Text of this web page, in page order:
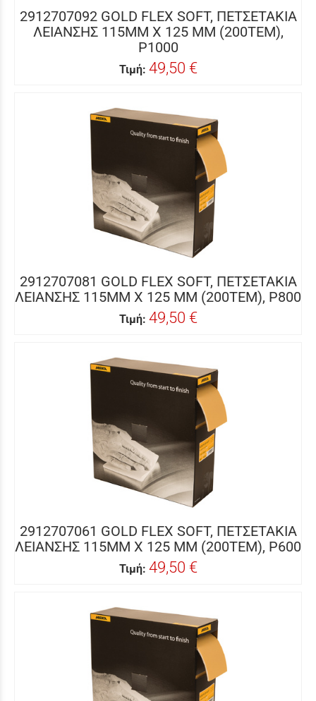
2912707092 GOLD FLEX SOFT, ΠΕΤΣΕΤΑΚΙΑ
ΛΕΙΑΝΣΗΣ 115MM X 125 MM (200ΤΕΜ),
P1000
Τιμή: 49,50 €
2912707081 GOLD FLEX SOFT, ΠΕΤΣΕΤΑΚΙΑ
ΛΕΙΑΝΣΗΣ 115MM X 125 MM (200ΤΕΜ), P800
Τιμή: 49,50 €
2912707061 GOLD FLEX SOFT, ΠΕΤΣΕΤΑΚΙΑ
ΛΕΙΑΝΣΗΣ 115MM X 125 MM (200ΤΕΜ), P600
Τιμή: 49,50 €